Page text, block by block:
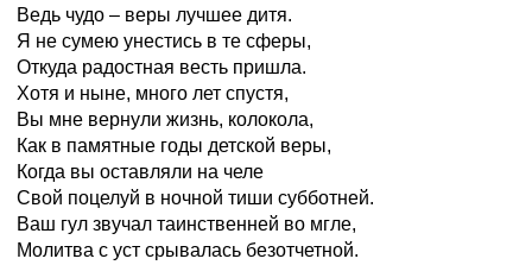
Ведь чудо – веры лучшее дитя.
Я не сумею унестись в те сферы,
Откуда радостная весть пришла.
Хотя и ныне, много лет спустя,
Вы мне вернули жизнь, колокола,
Как в памятные годы детской веры,
Когда вы оставляли на челе
Свой поцелуй в ночной тиши субботней.
Ваш гул звучал таинственней во мгле,
Молитва с уст срывалась безотчетной.